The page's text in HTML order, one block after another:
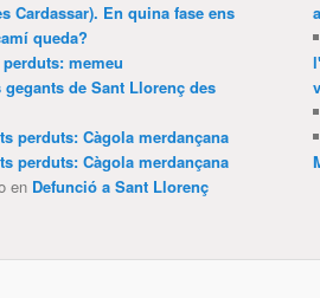
Cardassar). En quina fase ens
queda?
memeu
gegants de Sant Llorenç des
perduts: Càgola merdançana
perduts: Càgola merdançana
en Defunció a Sant Llorenç